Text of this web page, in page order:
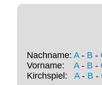
Nachname: A- B -
Vorname: A- B -
Kirchspiel: A- B -